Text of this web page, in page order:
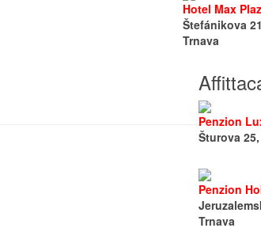
Hotel Max
Štefánikova
Trnava
Penzion
Šturova
Penzion
Trnava